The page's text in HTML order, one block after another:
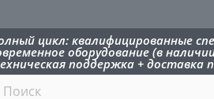
цикл: квалифицированные
оборудование (в
поддержка + доставка